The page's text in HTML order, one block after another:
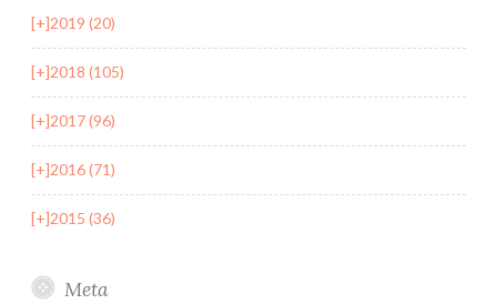
[+]2019 (20)
[+]2018 (105)
[+]2017 (96)
[+]2016 (71)
[+]2015 (36)
Meta